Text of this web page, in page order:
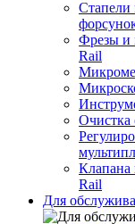
Стапели
Фрезы и
Rail
Очистка
Клапана
Rаil
Для